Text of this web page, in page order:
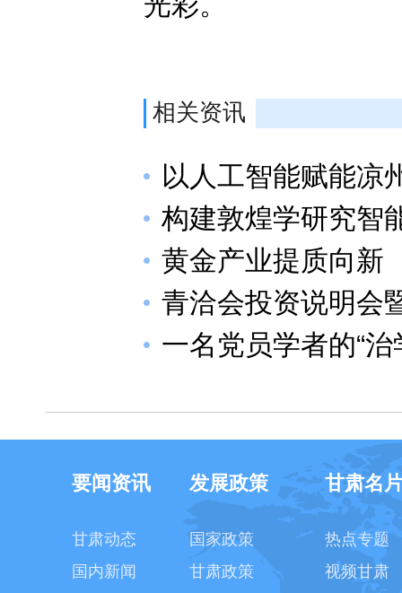
相关资讯
以人工智能赋能凉
构建敦煌学研究智
黄金产业提质向新
青洽会投资说明会
一名党员学者的“治
要闻资讯
甘肃动态
国内新闻
发展政策
国家政策
甘肃政策
甘肃名
热点专题
视频甘肃